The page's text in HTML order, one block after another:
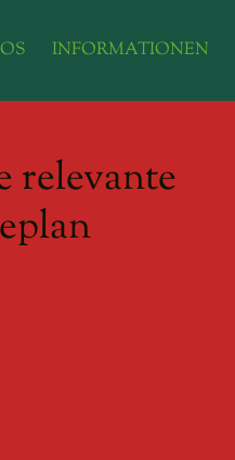
INFORMATIONEN
relevante